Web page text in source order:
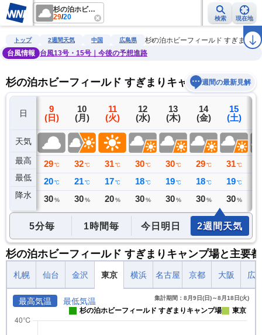
杉の泊ホビーフィールド すぎまりキャンプ場
29/20 検索 現在地
雨雲レーダー 台風情報 地震情報 警報・注意報 2週間天気 ラ
トップ 2週間天気 中国 広島県
杉の泊ホビーフィールド すぎまりキ
台風情報
台風13号・15号｜今後の予想進路
杉の泊ホビーフィールド すぎまりキャンプ場の2週間
週間の最新見解
日
天気
最高
最低
降水
8
(土)
34 ℃
21 ℃
2 ミリ
9
(日)
29 ℃
20 ℃
30 %
10
(月)
32 ℃
21 ℃
30 %
11
(火)
31 ℃
17 ℃
20 %
12
(水)
30 ℃
18 ℃
30 %
13
(木)
30 ℃
19 ℃
30 %
14
(金)
29 ℃
18 ℃
30 %
15
(土)
31 ℃
19 ℃
30 %
5分毎 1時間毎 今日明日 2週間天気
杉の泊ホビーフィールド すぎまりキャンプ場と主要
札幌 仙台 金沢 東京 横浜 名古屋 京都 大阪 広
最高気温 最低気温 集計期間：8月9日(日)～8月18日(火)
杉の泊ホビーフィールド すぎまりキャンプ場 東京